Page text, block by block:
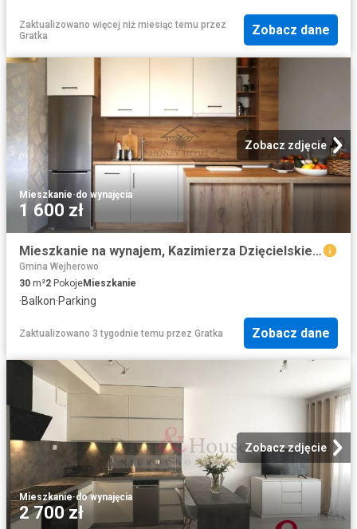
Zaktualizowano więcej niż miesiąc temu przez
Gratka
Zobacz dane
Zobacz zdjęcie
Mieszkanie·do wynajęcia
1 600 zł
Mieszkanie na wynajem, Kazimierza Dzięcielskiego
Gmina Wejherowo
30 m²2 PokojeMieszkanie
·Balkon·Parking
Zaktualizowano 3 tygodnie temu przez Gratka Zobacz dane
Zobacz zdjęcie
Mieszkanie·do wynajęcia
2 700 zł